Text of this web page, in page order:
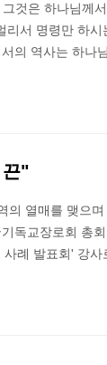
것은 하나님께
리서 명령만 하시
의 역사는 하나
끈"
의 열매를 맺으며
독교장로회 총
사례 발표회' 강